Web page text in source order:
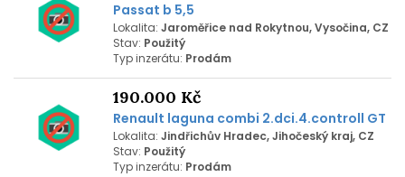
Passat b 5,5
Lokalita: Jaroměřice nad Rokytnou, Vysočina, CZ
Stav: Použitý
Typ inzerátu: Prodám
190.000 Kč
Renault laguna combi 2.dci.4.controll GT
Lokalita: Jindřichův Hradec, Jihočeský kraj, CZ
Stav: Použitý
Typ inzerátu: Prodám